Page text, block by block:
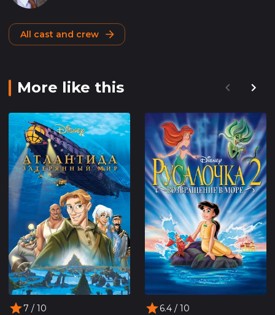
All cast and crew
More like this
7 / 10 6.4 / 10